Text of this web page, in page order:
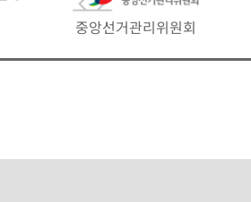
중앙선거관리위원회